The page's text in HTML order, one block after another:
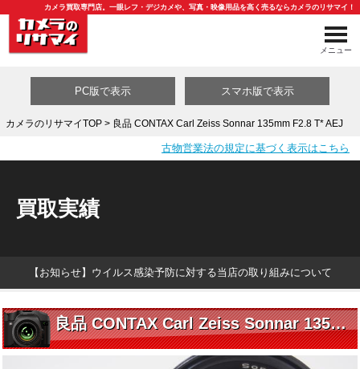
カメラ買取専門店。一眼レフ・デジカメや、写真・映像用品を高く売るならカメラのリサマイ！
メニュー
買取カテゴリ一覧
PC版で表示 スマホ版で表示
カメラのリサマイTOP> 良品 CONTAX Carl Zeiss Sonnar 135mm F2.8 T* AEJ
古物営業法の規定に基づく表示はこちら
買取実績
【お知らせ】ウイルス感染予防に対する当店の取り組みについて
良品 CONTAX Carl Zeiss Sonnar 135mm F2.8 T* AEJ